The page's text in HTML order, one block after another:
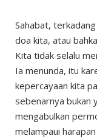
Sahabat,
doa kita, atau
Kita tidak selalu
Ia menunda, itu
kepercayaan kita
sebenarnya bukan
mengabulkan
melampaui